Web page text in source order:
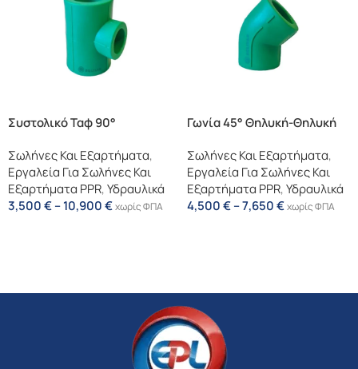
Συστολικό Ταφ 90°
Σωλήνες Και Εξαρτήματα,
Εργαλεία Για Σωλήνες Και
Εξαρτήματα PPR,Υδραυλικά
3,500€–10,900€χωρίς ΦΠΑ
Γωνία 45° Θηλυκή-Θηλυκή
Σωλήνες Και Εξαρτήματα,
Εργαλεία Για Σωλήνες Και
Εξαρτήματα PPR,Υδραυλικά
4,500€–7,650€χωρίς ΦΠΑ